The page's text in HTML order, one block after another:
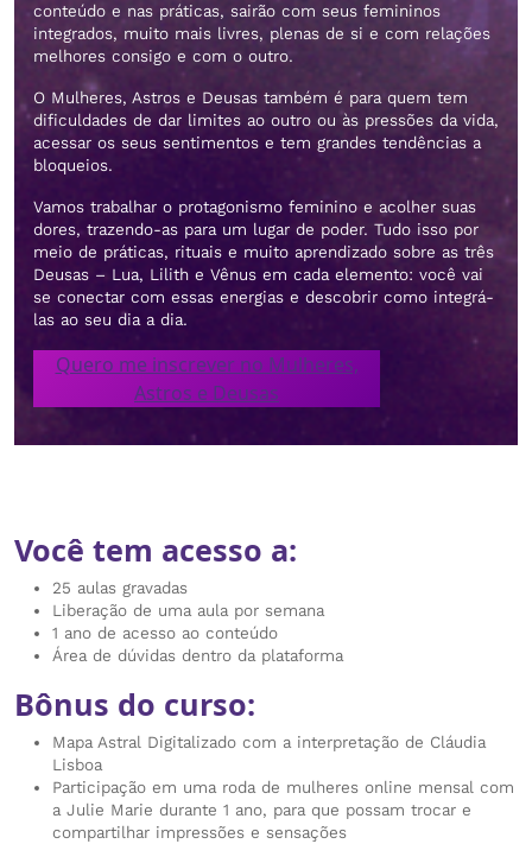
conteúdo e nas práticas, sairão com seus femininos
integrados, muito mais livres, plenas de si e com relações
melhores consigo e com o outro.
O Mulheres, Astros e Deusas também é para quem tem
dificuldades de dar limites ao outro ou às pressões da vida,
acessar os seus sentimentos e tem grandes tendências a
bloqueios.
Vamos trabalhar o protagonismo feminino e acolher suas
dores, trazendo-as para um lugar de poder. Tudo isso por
meio de práticas, rituais e muito aprendizado sobre as três
Deusas – Lua, Lilith e Vênus em cada elemento: você vai
se conectar com essas energias e descobrir como integrá-
las ao seu dia a dia.
Quero me inscrever no Mulheres,
Astros e Deusas
Você tem acesso a:
25 aulas gravadas
Liberação de uma aula por semana
1 ano de acesso ao conteúdo
Área de dúvidas dentro da plataforma
Bônus do curso:
Mapa Astral Digitalizado com a interpretação de Cláudia
Lisboa
Participação em uma roda de mulheres online mensal com
a Julie Marie durante 1 ano, para que possam trocar e
compartilhar impressões e sensações